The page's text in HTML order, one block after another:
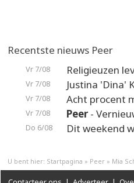
Recentste nieuws Peer
Vr 7/08 Religieuzen
Vr 7/08 Justina 'Dina'
Vr 7/08 Acht procent
Vr 7/08 Peer-
Do 6/08 Dit weekend
U bent hier: Startpagina » Peer » Mia